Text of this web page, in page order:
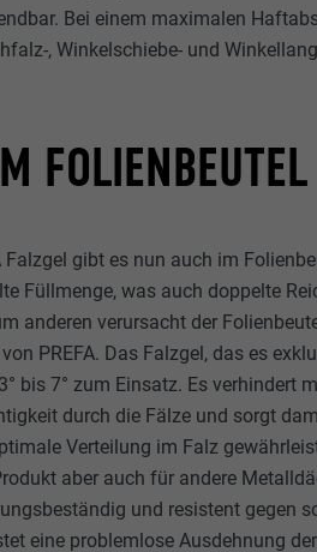
Bei einem maximalen
, Winkelschiebe- und
FOLIENBEUTEL
Falzgel gibt es nun auch im
Füllmenge, was auch doppelte
anderen verursacht der
PREFA. Das Falzgel, das es
bis 7° zum Einsatz. Es verhindert
durch die Fälze und sorgt
Verteilung im Falz
aber auch für andere
und resistent gegen
eine problemlose Ausdehnung